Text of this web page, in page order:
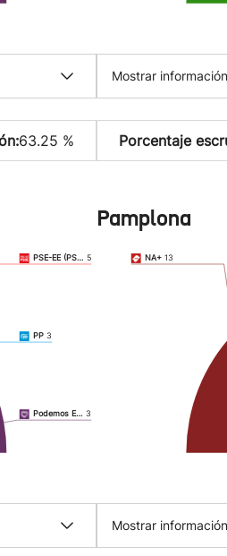
63.25 %
Mostrar
Porcentaje
PSE-EE (PS… 5
PP 3
Podemos E… 3
Pamplona
NA+ 13
Mostrar